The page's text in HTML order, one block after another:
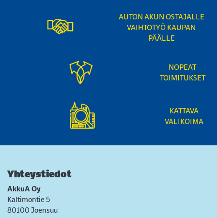
AUTON AKUN OSTAJALLE
VAIHTOTYÖ KAUPAN
PÄÄLLE
NOPEAT
TOIMITUKSET
KATTAVA
VALIKOIMA
Yhteystiedot
AkkuA Oy
Kaltimontie 5
80100 Joensuu